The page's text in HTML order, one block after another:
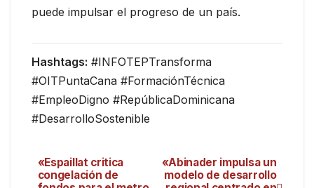
puede impulsar el progreso de un país.
Hashtags: #INFOTEPTransforma
#OITPuntaCana #FormaciónTécnica
#EmpleoDigno #RepúblicaDominicana
#DesarrolloSostenible
«Abinader impulsa un
modelo de desarrollo
«Espaillat critica
congelación de